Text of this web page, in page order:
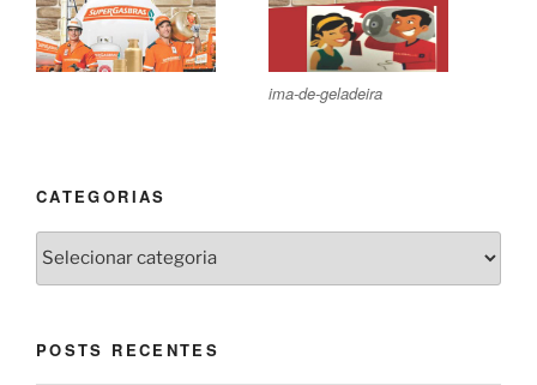
ima-de-geladeira
CATEGORIAS
Categorias
POSTS RECENTES